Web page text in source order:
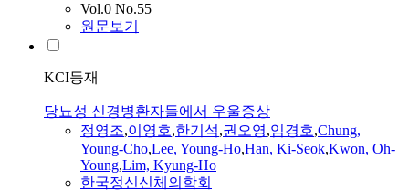
Vol.0 No.55
원문보기
KCI등재
당뇨성 신경병환자들에서 우울증상
정영조,이영호,한기석,권오영,임경호,Chung,
Young-Cho,Lee, Young-Ho,Han, Ki-Seok,Kwon, Oh-
Young,Lim, Kyung-Ho
한국정신신체의학회